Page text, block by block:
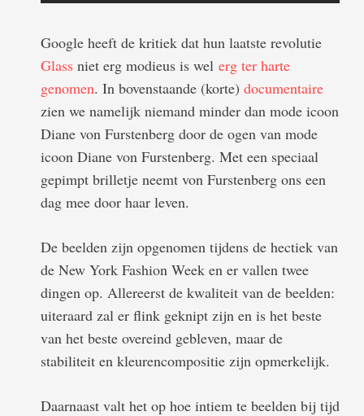
Google heeft de kritiek dat hun laatste revolutie
Glass niet erg modieus is wel erg ter harte
genomen. In bovenstaande (korte) documentaire
zien we namelijk niemand minder dan mode icoon
Diane von Furstenberg door de ogen van mode
icoon Diane von Furstenberg. Met een speciaal
gepimpt brilletje neemt von Furstenberg ons een
dag mee door haar leven.
De beelden zijn opgenomen tijdens de hectiek van
de New York Fashion Week en er vallen twee
dingen op. Allereerst de kwaliteit van de beelden:
uiteraard zal er flink geknipt zijn en is het beste
van het beste overeind gebleven, maar de
stabiliteit en kleurencompositie zijn opmerkelijk.
Daarnaast valt het op hoe intiem te beelden bij tijd